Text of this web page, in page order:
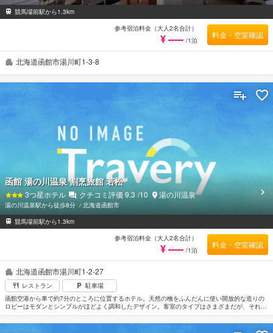
北海道函館市湯川町1-3-8
競馬場前駅から1.3km
参考宿泊料金（大人2名合計）
¥ ----- /1泊
料金・空室確認
北海道函館市湯川町1-2-27
レストラン
駐車場
函館空港から車で約7分のところに位置するホテル。天然の檜をふんだんに使い開放的な造りの
ロビーはモダンとシンプルがほどよく調和したデザイン。客室のタイプはさまざまだが、それぞ
れ落ち着いたインテリアでまとめられ高級感がただよっている。全室から海が望めるのもうれし
い。目の前に津軽海峡や下北半島を望む絶景の露天風呂でリラックスするのもよい。JR函館駅か
函館 湯の川温泉 割烹旅館 若松
3つ星ホテル クチコミ評価 9.3 /10 湯の川温泉
湯の川温泉駅から徒歩8分 ⁄北海道函館市
競馬場前駅から1.3km
参考宿泊料金（大人2名合計）
¥ ----- /1泊
料金・空室確認